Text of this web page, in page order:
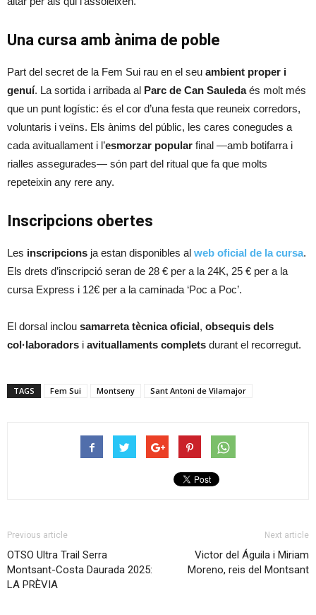
Una cursa amb ànima de poble
Part del secret de la Fem Sui rau en el seu ambient proper i
genuí. La sortida i arribada al Parc de Can Sauledaés molt més
que un punt logístic: és el cor d’una festa que reuneix corredors,
voluntaris i veïns. Els ànims del públic, les cares conegudes a
cada avituallament i l’esmorzar popular final —amb botifarra i
rialles assegurades— són part del ritual que fa que molts
repeteixin any rere any.
Inscripcions obertes
Les inscripcions ja estan disponibles al web oficial de la cursa.
Els drets d’inscripció seran de 28 € per a la 24K, 25 € per a la
cursa Express i 12€ per a la caminada ‘Poc a Poc’.
El dorsal inclou samarreta tècnica oficial, obsequis dels
col·laboradors i avituallaments complets durant el recorregut.
TAGS Fem Sui Montseny Sant Antoni de Vilamajor
Previous article
OTSO Ultra Trail Serra
Montsant-Costa Daurada 2025:
LA PRÈVIA
Next article
Victor del Águila i Miriam
Moreno, reis del Montsant